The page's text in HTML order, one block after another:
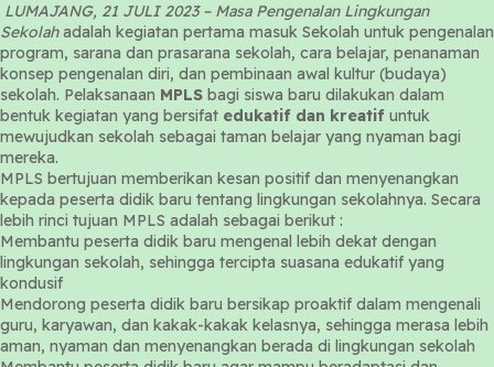
LUMAJANG, 21 JULI 2023 – Masa Pengenalan Lingkungan
Sekolahadalah kegiatan pertama masuk Sekolah untuk pengenalan
program, sarana dan prasarana sekolah, cara belajar, penanaman
konsep pengenalan diri, dan pembinaan awal kultur (budaya)
sekolah. Pelaksanaan MPLS bagi siswa baru dilakukan dalam
bentuk kegiatan yang bersifat edukatif dan kreatif untuk
mewujudkan sekolah sebagai taman belajar yang nyaman bagi
mereka.
MPLS bertujuan memberikan kesan positif dan menyenangkan
kepada peserta didik baru tentang lingkungan sekolahnya. Secara
lebih rinci tujuan MPLS adalah sebagai berikut :
Membantu peserta didik baru mengenal lebih dekat dengan
lingkungan sekolah, sehingga tercipta suasana edukatif yang
kondusif
Mendorong peserta didik baru bersikap proaktif dalam mengenali
guru, karyawan, dan kakak-kakak kelasnya, sehingga merasa lebih
aman, nyaman dan menyenangkan berada di lingkungan sekolah